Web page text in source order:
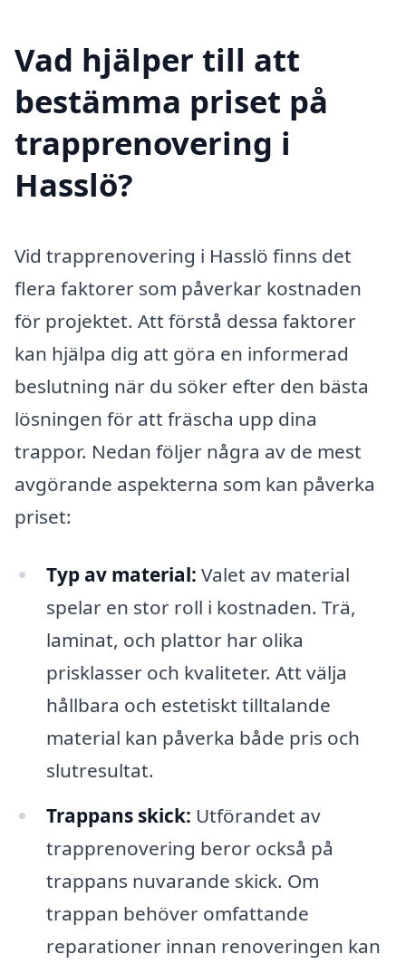
Vad hjälper till att
bestämma priset på
trapprenovering i
Hasslö?
Vid trapprenovering i Hasslö finns det
flera faktorer som påverkar kostnaden
för projektet. Att förstå dessa faktorer
kan hjälpa dig att göra en informerad
beslutning när du söker efter den bästa
lösningen för att fräscha upp dina
trappor. Nedan följer några av de mest
avgörande aspekterna som kan påverka
priset:
Typ av material: Valet av material
spelar en stor roll i kostnaden. Trä,
laminat, och plattor har olika
prisklasser och kvaliteter. Att välja
hållbara och estetiskt tilltalande
material kan påverka både pris och
slutresultat.
Trappans skick: Utförandet av
trapprenovering beror också på
trappans nuvarande skick. Om
trappan behöver omfattande
reparationer innan renoveringen kan